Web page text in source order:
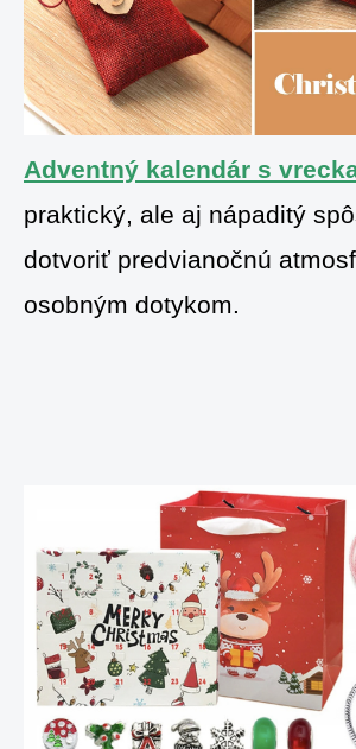
Adventný kalendár s
praktický, ale aj nápaditý
dotvoriť predvianočnú
osobným dotykom.